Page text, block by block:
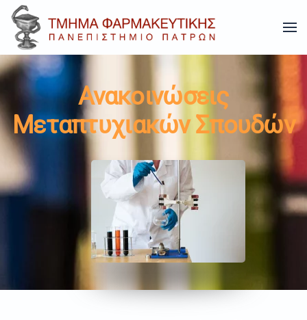
Skip to main content
Ανακοινώσεις
Μεταπτυχιακών Σπουδών